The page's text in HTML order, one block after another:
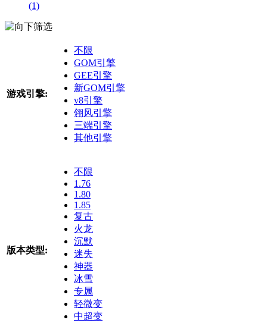
(1)
筛选
游戏引擎:
不限
GOM引擎
GEE引擎
新GOM引擎
v8引擎
翎风引擎
三端引擎
其他引擎
版本类型:
不限
1.76
1.80
1.85
复古
火龙
沉默
迷失
神器
冰雪
专属
轻微变
中超变